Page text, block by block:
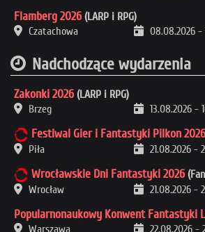
Flamberg 2026 (LARP i RPG)
Czatachowa
08.08.2026 -
Nadchodzące wydarzenia
Zakonki 2026 (LARP i RPG)
Brzeg
13.08.2026 -
Festiwal Gier i Fantastyki Pilkon 2026
Piła
21.08.2026 -
Wrocławskie Dni Fantastyki 2026
Wrocław
21.08.2026 -
Popularnonaukowy Konwent Fantastyki
Warszawa
22.08.2026 -